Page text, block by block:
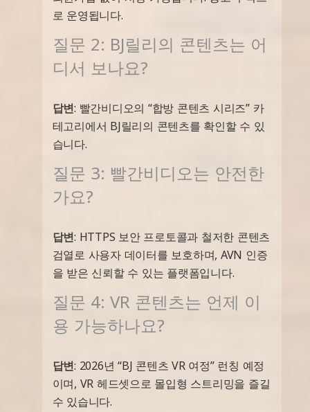
로 운영됩니다.
질문 2: BJ릴리의 콘텐츠는 어
디서 보나요?
답변: 빨간비디오의 “합방 콘텐츠 시리즈” 카
테고리에서 BJ릴리의 콘텐츠를 확인할 수 있
습니다.
질문 3: 빨간비디오는 안전한
가요?
답변: HTTPS 보안 프로토콜과 철저한 콘텐츠
검열로 사용자 데이터를 보호하며, AVN 인증
을 받은 신뢰할 수 있는 플랫폼입니다.
질문 4: VR 콘텐츠는 언제 이
용 가능하나요?
답변: 2026년 “BJ 콘텐츠 VR 여정” 런칭 예정
이며, VR 헤드셋으로 몰입형 스트리밍을 즐길
수 있습니다.